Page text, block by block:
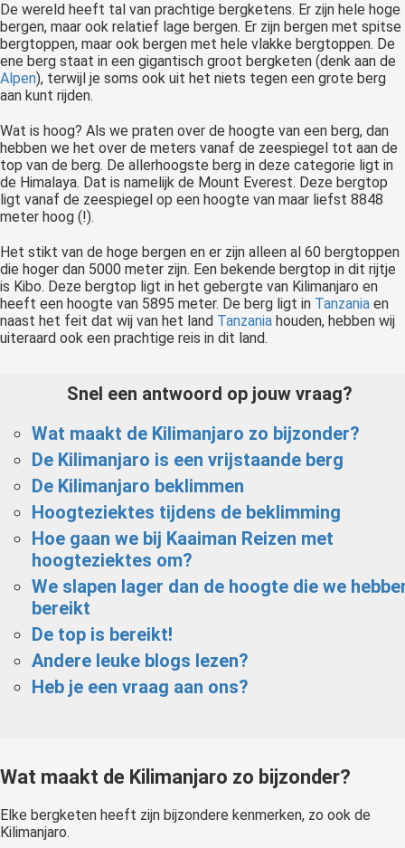
De wereld heeft tal van prachtige bergketens. Er zijn hele hoge
bergen, maar ook relatief lage bergen. Er zijn bergen met spitse
bergtoppen, maar ook bergen met hele vlakke bergtoppen. De
ene berg staat in een gigantisch groot bergketen (denk aan de
Alpen), terwijl je soms ook uit het niets tegen een grote berg
aan kunt rijden.
Wat is hoog? Als we praten over de hoogte van een berg, dan
hebben we het over de meters vanaf de zeespiegel tot aan de
top van de berg. De allerhoogste berg in deze categorie ligt in
de Himalaya. Dat is namelijk de Mount Everest. Deze bergtop
ligt vanaf de zeespiegel op een hoogte van maar liefst 8848
meter hoog (!).
Het stikt van de hoge bergen en er zijn alleen al 60 bergtoppen
die hoger dan 5000 meter zijn. Een bekende bergtop in dit rijtje
is Kibo. Deze bergtop ligt in het gebergte van Kilimanjaro en
heeft een hoogte van 5895 meter. De berg ligt in Tanzania en
naast het feit dat wij van het land Tanzania houden, hebben wij
uiteraard ook een prachtige reis in dit land.
Snel een antwoord op jouw vraag?
Wat maakt de Kilimanjaro zo bijzonder?
De Kilimanjaro is een vrijstaande berg
De Kilimanjaro beklimmen
Hoogteziektes tijdens de beklimming
Hoe gaan we bij Kaaiman Reizen met
hoogteziektes om?
We slapen lager dan de hoogte die we
bereikt
De top is bereikt!
Andere leuke blogs lezen?
Heb je een vraag aan ons?
Wat maakt de Kilimanjaro zo bijzonder?
Elke bergketen heeft zijn bijzondere kenmerken, zo ook de
Kilimanjaro.